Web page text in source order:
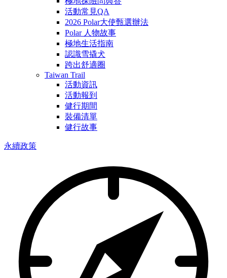
活動常見QA
2026 Polar大使甄選辦法
Polar 人物故事
極地生活指南
認識雪撬犬
跨出舒適圈
Taiwan Trail
活動資訊
活動報到
健行期間
裝備清單
健行故事
永續政策